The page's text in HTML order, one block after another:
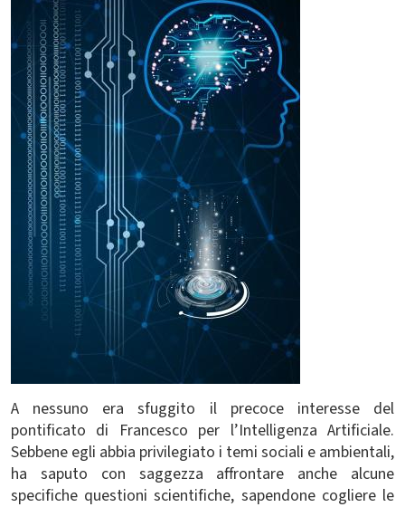
A nessuno era sfuggito il precoce interesse del
pontificato di Francesco per l’Intelligenza Artificiale.
Sebbene egli abbia privilegiato i temi sociali e ambientali,
ha saputo con saggezza affrontare anche alcune
specifiche questioni scientifiche, sapendone cogliere le